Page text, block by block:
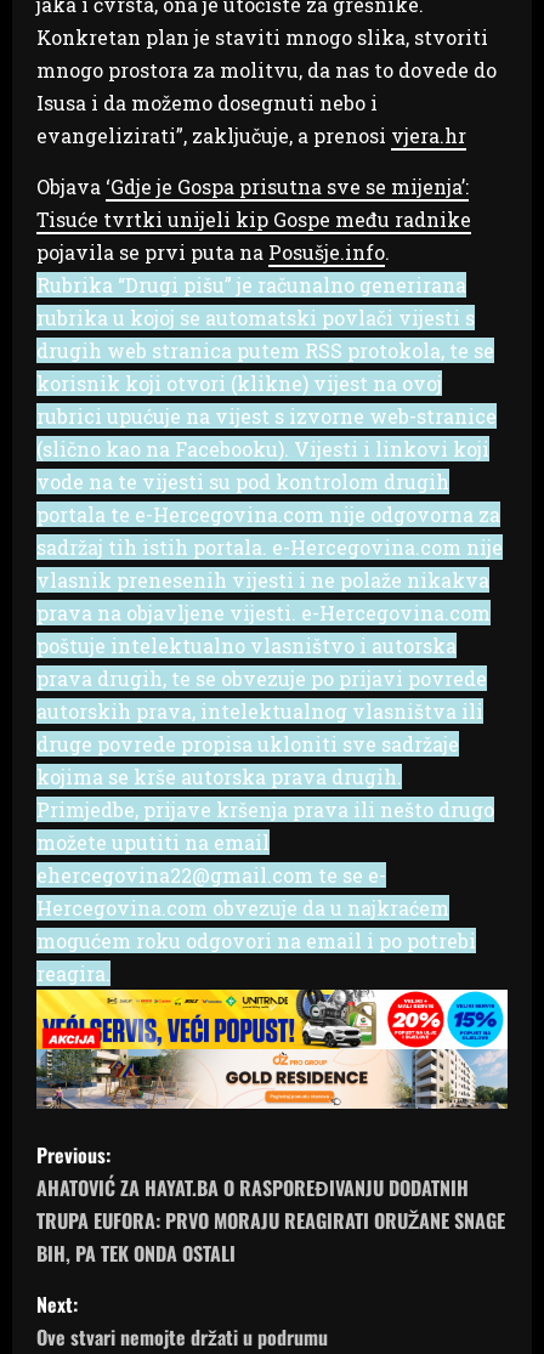
Konkretan plan je staviti mnogo slika, stvoriti
mnogo prostora za molitvu, da nas to dovede do
Isusa i da možemo dosegnuti nebo i
evangelizirati”, zaključuje, a prenosi vjera.hr
Objava ‘Gdje je Gospa prisutna sve se mijenja’:
Tisuće tvrtki unijeli kip Gospe među radnike
pojavila se prvi puta na Posušje.info.
Rubrika “Drugi pišu” je računalno generirana
rubrika u kojoj se automatski povlači vijesti s
drugih web stranica putem RSS protokola, te se
korisnik koji otvori (klikne) vijest na ovoj
rubrici upućuje na vijest s izvorne web-stranice
(slično kao na Facebooku). Vijesti i linkovi koji
vode na te vijesti su pod kontrolom drugih
portala te e-Hercegovina.com nije odgovorna za
sadržaj tih istih portala. e-Hercegovina.com nije
vlasnik prenesenih vijesti i ne polaže nikakva
prava na objavljene vijesti. e-Hercegovina.com
poštuje intelektualno vlasništvo i autorska
prava drugih, te se obvezuje po prijavi povrede
autorskih prava, intelektualnog vlasništva ili
druge povrede propisa ukloniti sve sadržaje
kojima se krše autorska prava drugih.
Primjedbe, prijave kršenja prava ili nešto drugo
možete uputiti na email
ehercegovina22@gmail.com te se e-
Hercegovina.com obvezuje da u najkraćem
mogućem roku odgovori na email i po potrebi
reagira.
P
o
s
t
Previous:
AHATOVIĆ ZA HAYAT.BA O RASPOREĐIVANJU DODATNIH
TRUPA EUFORA: PRVO MORAJU REAGIRATI ORUŽANE SNAGE
BIH, PA TEK ONDA OSTALI
Next:
Ove stvari nemojte držati u podrumu